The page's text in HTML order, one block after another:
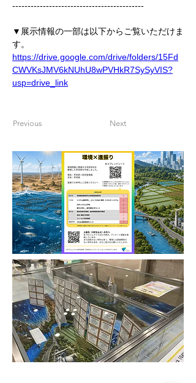
-------------------------------------------
▼展示情報の一部は以下からご覧いただけま
す。
https://drive.google.com/drive/folders/15Fd
CWVKsJMV6kNUhU8wPVHkR7SySyVIS?
usp=drive_link
Previous Next